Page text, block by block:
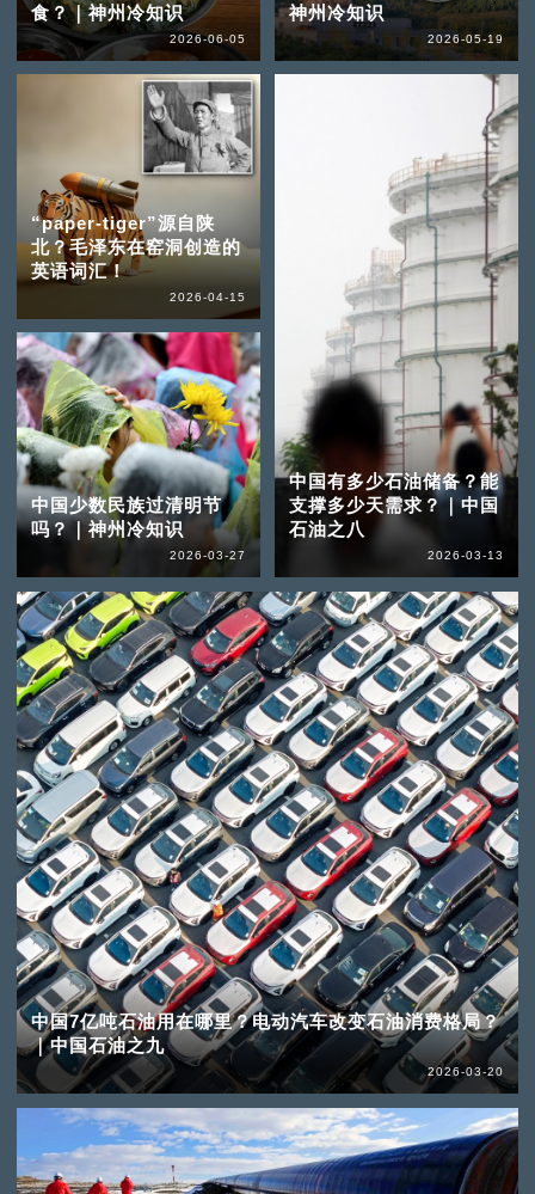
食？｜神州冷知识
2026-06-05
神州冷知识
2026-05-19
“paper-tiger”源自陕
北？毛泽东在窑洞创造的
英语词汇！
2026-04-15
中国少数民族过清明节
吗？｜神州冷知识
2026-03-27
中国7亿吨石油用在哪里？电动汽车改变石油消费格局？
｜中国石油之九
2026-03-20
中国有多少石油储备？能
支撑多少天需求？｜中国
石油之八
2026-03-13